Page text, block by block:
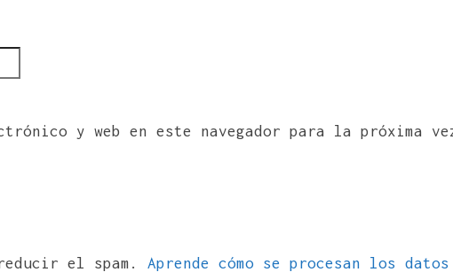
y web en este navegador para la próxima
el spam. Aprende cómo se procesan los datos